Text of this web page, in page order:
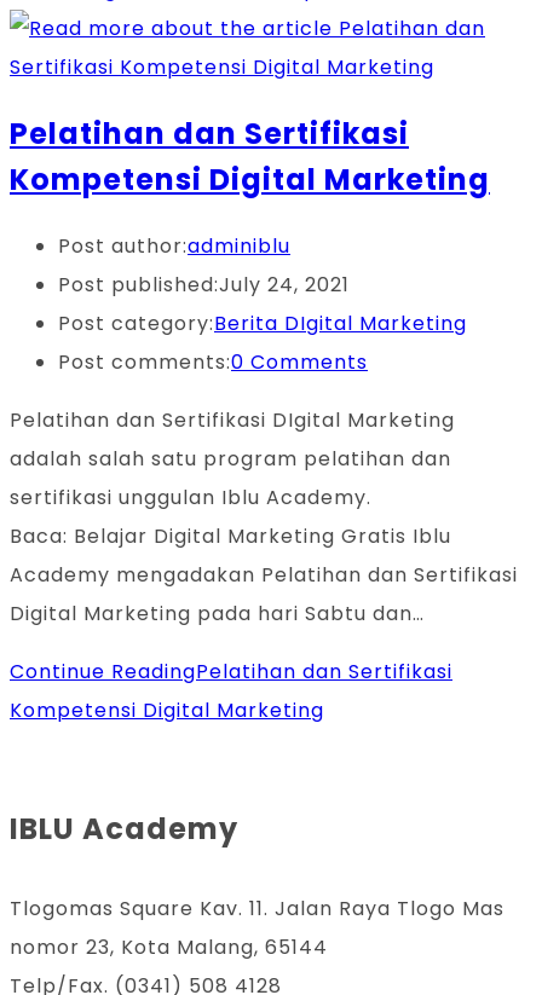
Pelatihan dan Sertifikasi
Kompetensi Digital Marketing
Post author:adminiblu
Post published:July 24, 2021
Post category:Berita DIgital Marketing
Post comments:0 Comments
Pelatihan dan Sertifikasi DIgital Marketing
adalah salah satu program pelatihan dan
sertifikasi unggulan Iblu Academy.
Baca: Belajar Digital Marketing Gratis Iblu
Academy mengadakan Pelatihan dan Sertifikasi
Digital Marketing pada hari Sabtu dan…
Continue ReadingPelatihan dan Sertifikasi
Kompetensi Digital Marketing
IBLU Academy
Tlogomas Square Kav. 11. Jalan Raya Tlogo Mas
nomor 23, Kota Malang, 65144
Telp/Fax. (0341) 508 4128